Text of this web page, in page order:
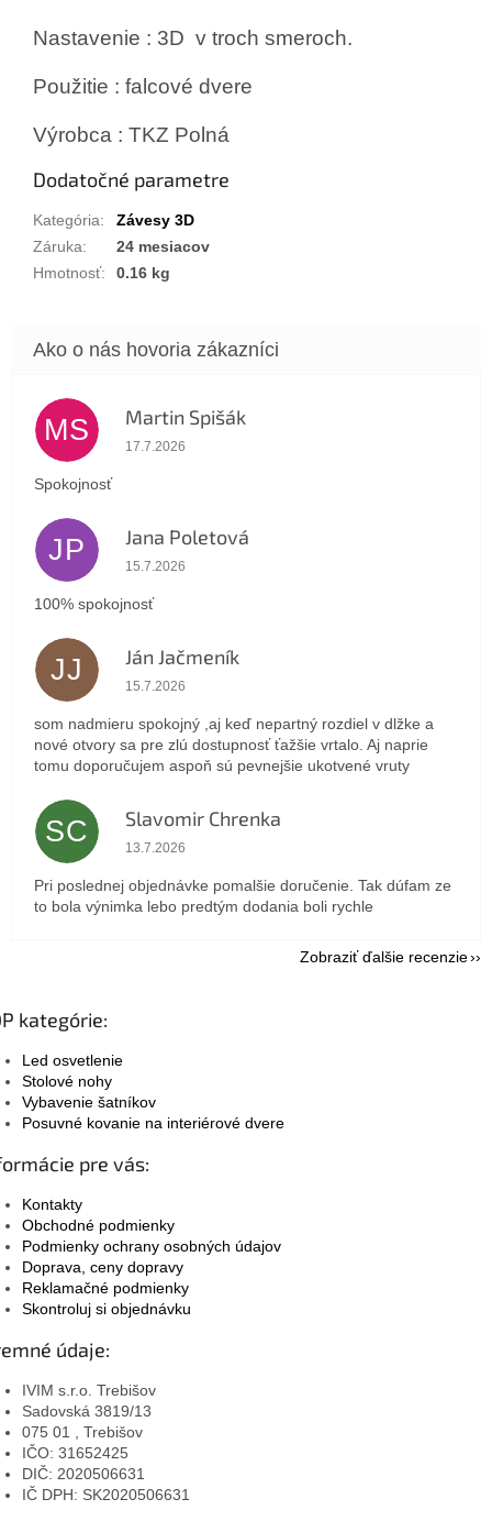
Nastavenie : 3D v troch smeroch.
Použitie : falcové dvere
Výrobca : TKZ Polná
Dodatočné parametre
Kategória:
Závesy 3D
Záruka:
24 mesiacov
Hmotnosť: 0.16 kg
MS Martin Spišák
Hodnotenie obchodu je 5 z 5 hviezdičiek.
17.7.2026
Spokojnosť
JP Jana Poletová
Hodnotenie obchodu je 5 z 5 hviezdičiek.
15.7.2026
100% spokojnosť
JJ Ján Jačmeník
Hodnotenie obchodu je 5 z 5 hviezdičiek.
15.7.2026
som nadmieru spokojný ,aj keď nepartný rozdiel v dlžke a
nové otvory sa pre zlú dostupnosť ťažšie vrtalo. Aj naprie
tomu doporučujem aspoň sú pevnejšie ukotvené vruty
SC Slavomir Chrenka
Hodnotenie obchodu je 5 z 5 hviezdičiek.
13.7.2026
Pri poslednej objednávke pomalšie doručenie. Tak dúfam ze
to bola výnimka lebo predtým dodania boli rychle
Zobraziť ďalšie recenzie
kategórie:
Led osvetlenie
Stolové nohy
Vybavenie šatníkov
Posuvné kovanie na interiérové dvere
pre vás:
Kontakty
Obchodné podmienky
Podmienky ochrany osobných údajov
Doprava, ceny dopravy
Reklamačné podmienky
Skontroluj si objednávku
údaje:
IVIM s.r.o. Trebišov
Sadovská 3819/13
075 01 , Trebišov
IČO: 31652425
DIČ: 2020506631
IČ DPH: SK2020506631